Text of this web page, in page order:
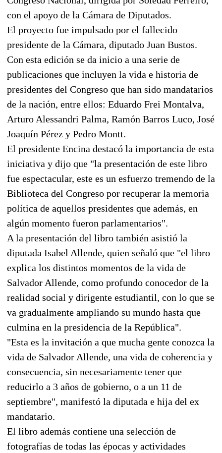
con el apoyo de la Cámara de Diputados.
El proyecto fue impulsado por el fallecido
presidente de la Cámara, diputado Juan Bustos.
Con esta edición se da inicio a una serie de
publicaciones que incluyen la vida e historia de
presidentes del Congreso que han sido mandatarios
de la nación, entre ellos: Eduardo Frei Montalva,
Arturo Alessandri Palma, Ramón Barros Luco, José
Joaquín Pérez y Pedro Montt.
El presidente Encina destacó la importancia de esta
iniciativa y dijo que "la presentación de este libro
fue espectacular, este es un esfuerzo tremendo de la
Biblioteca del Congreso por recuperar la memoria
política de aquellos presidentes que además, en
algún momento fueron parlamentarios".
A la presentación del libro también asistió la
diputada Isabel Allende, quien señaló que "el libro
explica los distintos momentos de la vida de
Salvador Allende, como profundo conocedor de la
realidad social y dirigente estudiantil, con lo que se
va gradualmente ampliando su mundo hasta que
culmina en la presidencia de la República".
"Esta es la invitación a que mucha gente conozca la
vida de Salvador Allende, una vida de coherencia y
consecuencia, sin necesariamente tener que
reducirlo a 3 años de gobierno, o a un 11 de
septiembre", manifestó la diputada e hija del ex
mandatario.
El libro además contiene una selección de
fotografías de todas las épocas y actividades